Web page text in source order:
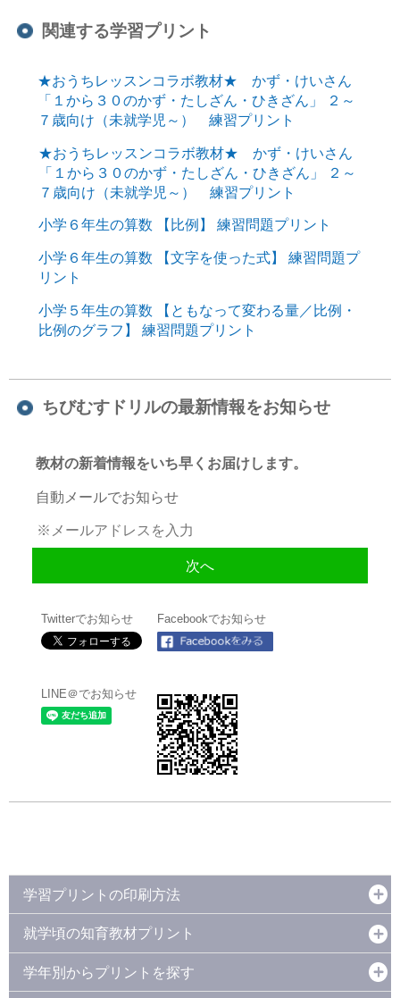
関連する学習プリント
★おうちレッスンコラボ教材★ かず・けいさん
「１から３０のかず・たしざん・ひきざん」 ２～
７歳向け（未就学児～） 練習プリント
★おうちレッスンコラボ教材★ かず・けいさん
「１から３０のかず・たしざん・ひきざん」 ２～
７歳向け（未就学児～） 練習プリント
小学６年生の算数 【比例】 練習問題プリント
小学６年生の算数 【文字を使った式】 練習問題プ
リント
小学５年生の算数 【ともなって変わる量／比例・
比例のグラフ】 練習問題プリント
ちびむすドリルの最新情報をお知らせ
教材の新着情報をいち早くお届けします。
自動メールでお知らせ
Twitterでお知らせ Facebookでお知らせ
LINE＠でお知らせ
学習プリントの印刷方法
就学頃の知育教材プリント
学年別からプリントを探す